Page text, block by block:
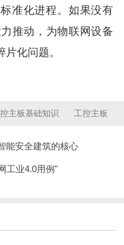
准化进程。如果没有
推动，为物联网设备
化问题。
主板基础知识 工控主板
安全建筑的核心
工业4.0用例"